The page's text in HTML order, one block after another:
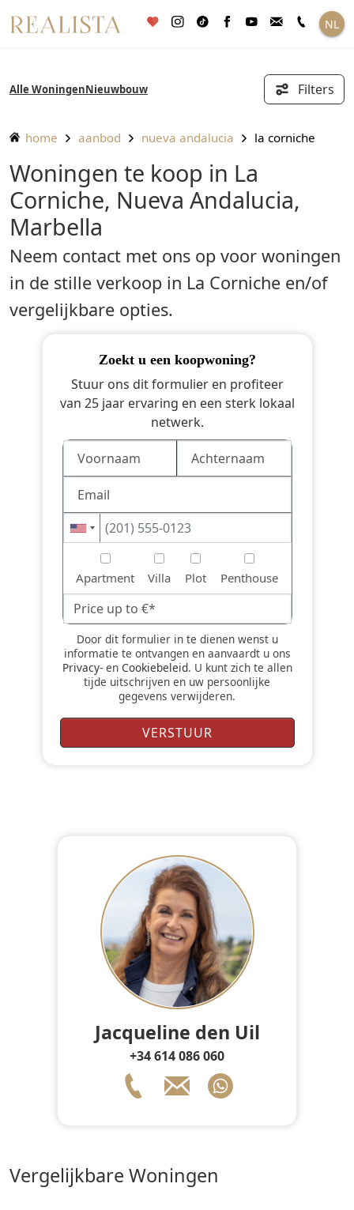
naar
NL
Alle Woningen Nieuwbouw Filters
home aanbod nueva andalucia la corniche
Woningen te koop in La
Corniche, Nueva Andalucia,
Marbella
Neem contact met ons op voor woningen
in de stille verkoop in La Corniche en/of
vergelijkbare opties.
zoekt u een koopwoning?
Stuur ons dit formulier en profiteer
van 25 jaar ervaring en een sterk lokaal
netwerk.
Apartment Villa Plot Penthouse
Door dit formulier in te dienen wenst u
informatie te ontvangen en aanvaardt u ons
Privacy-en Cookiebeleid. U kunt zich te allen
tijde uitschrijven en uw persoonlijke
gegevens verwijderen.
Jacqueline den Uil
+34 614 086 060
vergelijkbare Woningen